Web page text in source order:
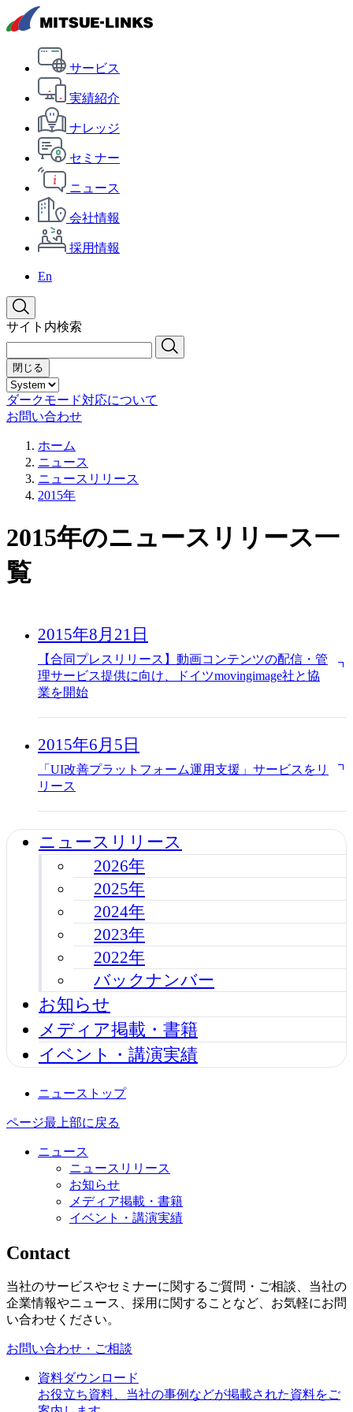
サービス
実績紹介
ナレッジ
セミナー
ニュース
会社情報
採用情報
En
サイト内検索
閉じる
ダークモード対応について
お問い合わせ
ホーム
ニュース
ニュースリリース
2015年
2015年のニュースリリース一
覧
2015年8月21日
【合同プレスリリース】動画コンテンツの配信・管
理サービス提供に向け、ドイツmovingimage社と協
業を開始
2015年6月5日
「UI改善プラットフォーム運用支援」サービスをリ
リース
ニュースリリース
2026年
2025年
2024年
2023年
2022年
バックナンバー
お知らせ
メディア掲載・書籍
イベント・講演実績
ニューストップ
ページ最上部に戻る
ニュース
ニュースリリース
お知らせ
メディア掲載・書籍
イベント・講演実績
Contact
当社のサービスやセミナーに関するご質問・ご相談、当社の
企業情報やニュース、採用に関することなど、お気軽にお問
い合わせください。
お問い合わせ・ご相談
資料ダウンロード
お役立ち資料、当社の事例などが掲載された資料をご